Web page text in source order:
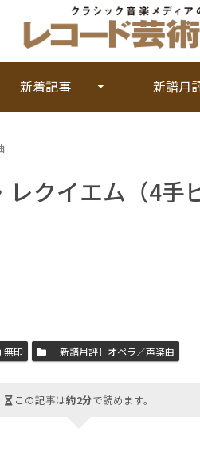
新着記事 新譜月
クイエム（4手
無印 ［新譜月評］オペラ／声楽曲
この記事は約2分で読めます。